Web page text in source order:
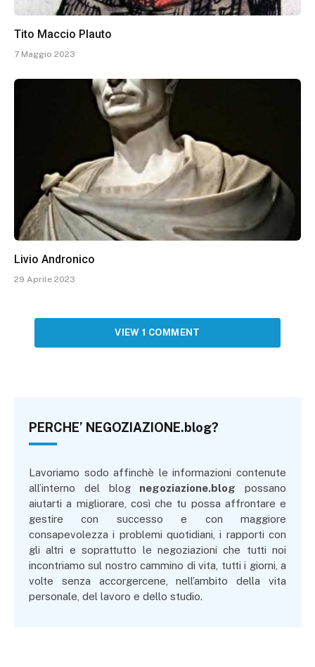
Tito Maccio Plauto
7 Maggio 2023
Livio Andronico
29 Aprile 2023
VIEW 1 COMMENT
PERCHE’ NEGOZIAZIONE.blog?
Lavoriamo sodo affinchè le informazioni contenute
all’interno del blog negoziazione.blog possano
aiutarti a migliorare, così che tu possa affrontare e
gestire con successo e con maggiore
consapevolezza i problemi quotidiani, i rapporti con
gli altri e soprattutto le negoziazioni che tutti noi
incontriamo sul nostro cammino di vita, tutti i giorni, a
volte senza accorgercene, nell’ambito della vita
personale, del lavoro e dello studio.